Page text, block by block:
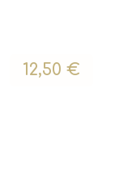
12,50 €